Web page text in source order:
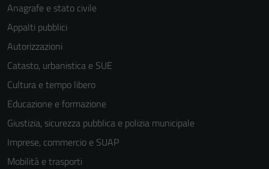
Anagrafe e stato civile
Appalti pubblici
Autorizzazioni
Catasto, urbanistica e SUE
Cultura e tempo libero
Educazione e formazione
Giustizia, sicurezza pubblica e polizia municipale
Imprese, commercio e SUAP
Mobilità e trasporti